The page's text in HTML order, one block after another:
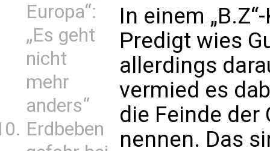
Europa“:
„Es geht
nicht
mehr
anders“
Erdbeben
In einem
Predigt wies
allerdings
vermied es
die Feinde der
nennen. Das